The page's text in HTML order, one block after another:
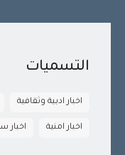
التسميات
اخبار ادبية وثقافية
اخبار امنية اخبار